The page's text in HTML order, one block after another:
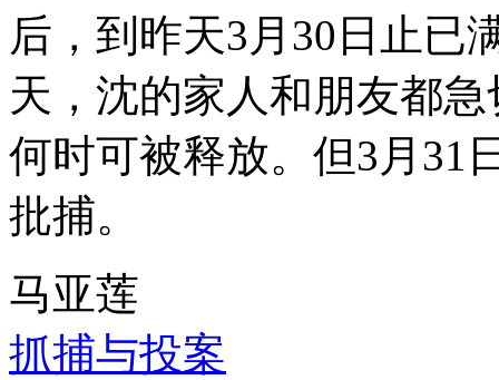
后，到昨天3月30日止已
天，沈的家人和朋友都
何时可被释放。但3月31
批捕。
马亚莲
抓捕与投案